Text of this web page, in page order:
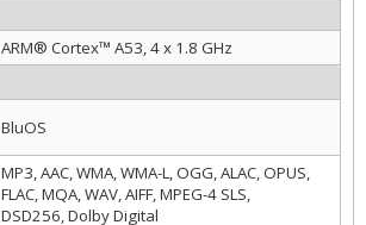
ARM® Cortex™ A53, 4 x 1.8 GHz
BluOS
MP3, AAC, WMA, WMA-L, OGG, ALAC, OPUS,
FLAC, MQA, WAV, AIFF, MPEG-4 SLS,
DSD256, Dolby Digital